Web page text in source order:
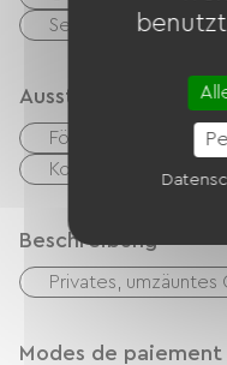
See
Und mehr
Ausstattung
Fön
Kostenloses WLAN
Beschreibung
Privates, umzäuntes
Modes de paiement